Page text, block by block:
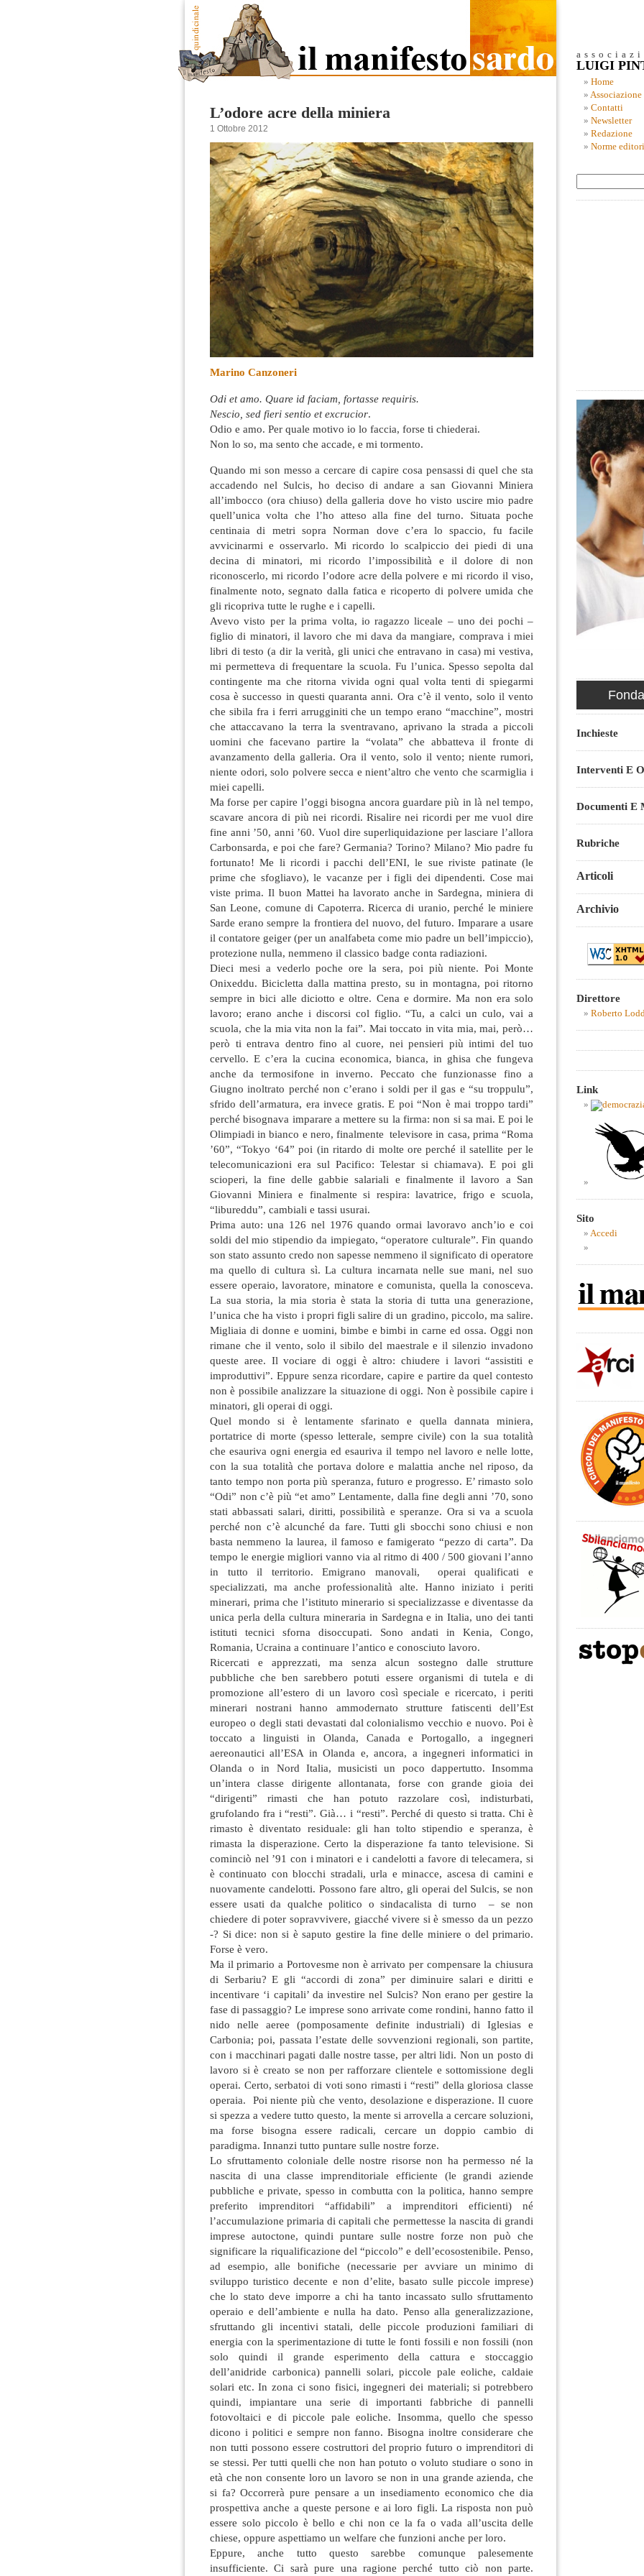
L’odore acre della miniera
1 Ottobre 2012
Marino Canzoneri
Odi et amo. Quare id faciam, fortasse requiris.
Nescio, sed fieri sentio et excrucior.
Odio e amo. Per quale motivo io lo faccia, forse ti chiederai.
Non lo so, ma sento che accade, e mi tormento.
Quando mi son messo a cercare di capire cosa pensassi di quel che sta
accadendo nel Sulcis, ho deciso di andare a san Giovanni Miniera
all’imbocco (ora chiuso) della galleria dove ho visto uscire mio padre
quell’unica volta che l’ho atteso alla fine del turno. Situata poche
centinaia di metri sopra Norman dove c’era lo spaccio, fu facile
avvicinarmi e osservarlo. Mi ricordo lo scalpiccio dei piedi di una
decina di minatori, mi ricordo l’impossibilità e il dolore di non
riconoscerlo, mi ricordo l’odore acre della polvere e mi ricordo il viso,
finalmente noto, segnato dalla fatica e ricoperto di polvere umida che
gli ricopriva tutte le rughe e i capelli.
Avevo visto per la prima volta, io ragazzo liceale – uno dei pochi –
figlio di minatori, il lavoro che mi dava da mangiare, comprava i miei
libri di testo (a dir la verità, gli unici che entravano in casa) mi vestiva,
mi permetteva di frequentare la scuola. Fu l’unica. Spesso sepolta dal
contingente ma che ritorna vivida ogni qual volta tenti di spiegarmi
cosa è successo in questi quaranta anni. Ora c’è il vento, solo il vento
che sibila fra i ferri arrugginiti che un tempo erano “macchine”, mostri
che attaccavano la terra la sventravano, aprivano la strada a piccoli
uomini che facevano partire la “volata” che abbatteva il fronte di
avanzamento della galleria. Ora il vento, solo il vento; niente rumori,
niente odori, solo polvere secca e nient’altro che vento che scarmiglia i
miei capelli.
Ma forse per capire l’oggi bisogna ancora guardare più in là nel tempo,
scavare ancora di più nei ricordi. Risalire nei ricordi per me vuol dire
fine anni ’50, anni ’60. Vuol dire superliquidazione per lasciare l’allora
Carbonsarda, e poi che fare? Germania? Torino? Milano? Mio padre fu
fortunato! Me li ricordi i pacchi dell’ENI, le sue riviste patinate (le
prime che sfogliavo), le vacanze per i figli dei dipendenti. Cose mai
viste prima. Il buon Mattei ha lavorato anche in Sardegna, miniera di
San Leone, comune di Capoterra. Ricerca di uranio, perché le miniere
Sarde erano sempre la frontiera del nuovo, del futuro. Imparare a usare
il contatore geiger (per un analfabeta come mio padre un bell’impiccio),
protezione nulla, nemmeno il classico badge conta radiazioni.
Dieci mesi a vederlo poche ore la sera, poi più niente. Poi Monte
Onixeddu. Bicicletta dalla mattina presto, su in montagna, poi ritorno
sempre in bici alle diciotto e oltre. Cena e dormire. Ma non era solo
lavoro; erano anche i discorsi col figlio. “Tu, a calci un culo, vai a
scuola, che la mia vita non la fai”. Mai toccato in vita mia, mai, però…
però ti entrava dentro fino al cuore, nei pensieri più intimi del tuo
cervello. E c’era la cucina economica, bianca, in ghisa che fungeva
anche da termosifone in inverno. Peccato che funzionasse fino a
Giugno inoltrato perché non c’erano i soldi per il gas e “su troppulu”,
sfrido dell’armatura, era invece gratis. E poi “Non è mai troppo tardi”
perché bisognava imparare a mettere su la firma: non si sa mai. E poi le
Olimpiadi in bianco e nero, finalmente televisore in casa, prima “Roma
’60”, “Tokyo ‘64” poi (in ritardo di molte ore perché il satellite per le
telecomunicazioni era sul Pacifico: Telestar si chiamava). E poi gli
scioperi, la fine delle gabbie salariali e finalmente il lavoro a San
Giovanni Miniera e finalmente si respira: lavatrice, frigo e scuola,
“libureddu”, cambiali e tassi usurai.
Prima auto: una 126 nel 1976 quando ormai lavoravo anch’io e coi
soldi del mio stipendio da impiegato, “operatore culturale”. Fin quando
son stato assunto credo non sapesse nemmeno il significato di operatore
ma quello di cultura sì. La cultura incarnata nelle sue mani, nel suo
essere operaio, lavoratore, minatore e comunista, quella la conosceva.
La sua storia, la mia storia è stata la storia di tutta una generazione,
l’unica che ha visto i propri figli salire di un gradino, piccolo, ma salire.
Migliaia di donne e uomini, bimbe e bimbi in carne ed ossa. Oggi non
rimane che il vento, solo il sibilo del maestrale e il silenzio invadono
queste aree. Il vociare di oggi è altro: chiudere i lavori “assistiti e
improduttivi”. Eppure senza ricordare, capire e partire da quel contesto
non è possibile analizzare la situazione di oggi. Non è possibile capire i
minatori, gli operai di oggi.
Quel mondo si è lentamente sfarinato e quella dannata miniera,
portatrice di morte (spesso letterale, sempre civile) con la sua totalità
che esauriva ogni energia ed esauriva il tempo nel lavoro e nelle lotte,
con la sua totalità che portava dolore e malattia anche nel riposo, da
tanto tempo non porta più speranza, futuro e progresso. E’ rimasto solo
“Odi” non c’è più “et amo” Lentamente, dalla fine degli anni ’70, sono
stati abbassati salari, diritti, possibilità e speranze. Ora si va a scuola
perché non c’è alcunché da fare. Tutti gli sbocchi sono chiusi e non
basta nemmeno la laurea, il famoso e famigerato “pezzo di carta”. Da
tempo le energie migliori vanno via al ritmo di 400 / 500 giovani l’anno
in tutto il territorio. Emigrano manovali, operai qualificati e
specializzati, ma anche professionalità alte. Hanno iniziato i periti
minerari, prima che l’istituto minerario si specializzasse e diventasse da
unica perla della cultura mineraria in Sardegna e in Italia, uno dei tanti
istituti tecnici sforna disoccupati. Sono andati in Kenia, Congo,
Romania, Ucraina a continuare l’antico e conosciuto lavoro.
Ricercati e apprezzati, ma senza alcun sostegno dalle strutture
pubbliche che ben sarebbero potuti essere organismi di tutela e di
promozione all’estero di un lavoro così speciale e ricercato, i periti
minerari nostrani hanno ammodernato strutture fatiscenti dell’Est
europeo o degli stati devastati dal colonialismo vecchio e nuovo. Poi è
toccato a linguisti in Olanda, Canada e Portogallo, a ingegneri
aereonautici all’ESA in Olanda e, ancora, a ingegneri informatici in
Olanda o in Nord Italia, musicisti un poco dappertutto. Insomma
un’intera classe dirigente allontanata, forse con grande gioia dei
“dirigenti” rimasti che han potuto razzolare così, indisturbati,
grufolando fra i “resti”. Già… i “resti”. Perché di questo si tratta. Chi è
rimasto è diventato residuale: gli han tolto stipendio e speranza, è
rimasta la disperazione. Certo la disperazione fa tanto televisione. Si
cominciò nel ’91 con i minatori e i candelotti a favore di telecamera, si
è continuato con blocchi stradali, urla e minacce, ascesa di camini e
nuovamente candelotti. Possono fare altro, gli operai del Sulcis, se non
essere usati da qualche politico o sindacalista di turno – se non
chiedere di poter sopravvivere, giacché vivere si è smesso da un pezzo
-? Si dice: non si è saputo gestire la fine delle miniere o del primario.
Forse è vero.
Ma il primario a Portovesme non è arrivato per compensare la chiusura
di Serbariu? E gli “accordi di zona” per diminuire salari e diritti e
incentivare ‘i capitali’ da investire nel Sulcis? Non erano per gestire la
fase di passaggio? Le imprese sono arrivate come rondini, hanno fatto il
nido nelle aeree (pomposamente definite industriali) di Iglesias e
Carbonia; poi, passata l’estate delle sovvenzioni regionali, son partite,
con i macchinari pagati dalle nostre tasse, per altri lidi. Non un posto di
lavoro si è creato se non per rafforzare clientele e sottomissione degli
operai. Certo, serbatoi di voti sono rimasti i “resti” della gloriosa classe
operaia. Poi niente più che vento, desolazione e disperazione. Il cuore
si spezza a vedere tutto questo, la mente si arrovella a cercare soluzioni,
ma forse bisogna essere radicali, cercare un doppio cambio di
paradigma. Innanzi tutto puntare sulle nostre forze.
Lo sfruttamento coloniale delle nostre risorse non ha permesso né la
nascita di una classe imprenditoriale efficiente (le grandi aziende
pubbliche e private, spesso in combutta con la politica, hanno sempre
preferito imprenditori “affidabili” a imprenditori efficienti) né
l’accumulazione primaria di capitali che permettesse la nascita di grandi
imprese autoctone, quindi puntare sulle nostre forze non può che
significare la riqualificazione del “piccolo” e dell’ecosostenibile. Penso,
ad esempio, alle bonifiche (necessarie per avviare un minimo di
sviluppo turistico decente e non d’elite, basato sulle piccole imprese)
che lo stato deve imporre a chi ha tanto incassato sullo sfruttamento
operaio e dell’ambiente e nulla ha dato. Penso alla generalizzazione,
sfruttando gli incentivi statali, delle piccole produzioni familiari di
energia con la sperimentazione di tutte le fonti fossili e non fossili (non
solo quindi il grande esperimento della cattura e stoccaggio
dell’anidride carbonica) pannelli solari, piccole pale eoliche, caldaie
solari etc. In zona ci sono fisici, ingegneri dei materiali; si potrebbero
quindi, impiantare una serie di importanti fabbriche di pannelli
fotovoltaici e di piccole pale eoliche. Insomma, quello che spesso
dicono i politici e sempre non fanno. Bisogna inoltre considerare che
non tutti possono essere costruttori del proprio futuro o imprenditori di
se stessi. Per tutti quelli che non han potuto o voluto studiare o sono in
età che non consente loro un lavoro se non in una grande azienda, che
si fa? Occorrerà pure pensare a un insediamento economico che dia
prospettiva anche a queste persone e ai loro figli. La risposta non può
essere solo piccolo è bello e chi non ce la fa o vada all’uscita delle
chiese, oppure aspettiamo un welfare che funzioni anche per loro.
Eppure, anche tutto questo sarebbe comunque palesemente
insufficiente. Ci sarà pure una ragione perché tutto ciò non parte.
LUIGI
Home
Associazione
Contatti
Newsletter
Redazione
Norme
Inchieste
Interventi E
Documenti E
Rubriche
Articoli
Archivio
Direttore
Roberto
Link
Sito
Accedi